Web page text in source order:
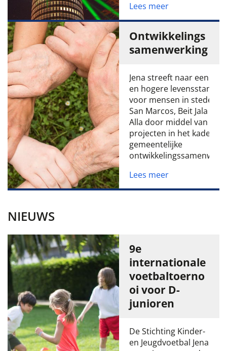
Lees meer
Ontwikkelings
samenwerking
Jena streeft naar een
en hogere
voor mensen in steden
San Marcos, Beit Jala en
Alla door middel van
projecten in het kader
gemeentelijke
Lees meer
NIEUWS
9e
internationale
voetbaltoerno
oi voor D-
junioren
De Stichting Kinder-
en Jeugdvoetbal Jena